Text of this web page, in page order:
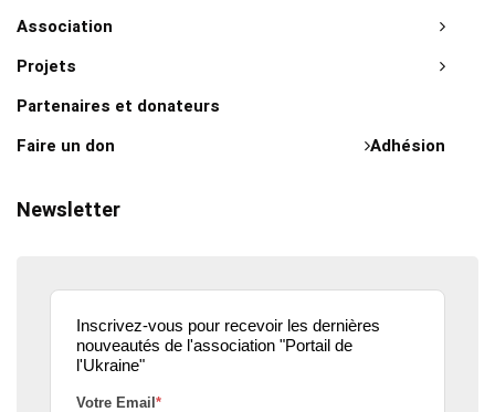
Association
Projets
Partenaires et donateurs
Adhésion
Faire un don
Newsletter
Inscrivez-vous pour recevoir les dernières
nouveautés de l'association "Portail de
l'Ukraine"
Votre Email*